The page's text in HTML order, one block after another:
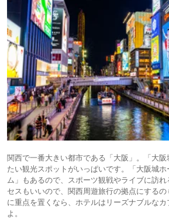
関西で一番大きい都市である「大阪」。「大
たい観光スポットがいっぱいです。「大阪城
ム」もあるので、スポーツ観戦やライブに訪
セスもいいので、関西周遊旅行の拠点にする
に重点を置くなら、ホテルはリーズナブルな
よ。